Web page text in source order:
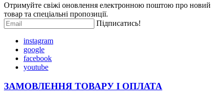
Отримуйте свіжі оновлення електронною поштою про новий
товар та спеціальні пропозиції.
Підписатись!
instagram
google
facebook
youtube
ЗАМОВЛЕННЯ ТОВАРУ І ОПЛАТА